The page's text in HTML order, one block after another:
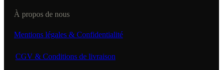
À propos de nous
Mentions légales & Confidentialité
CGV & Conditions de livraison